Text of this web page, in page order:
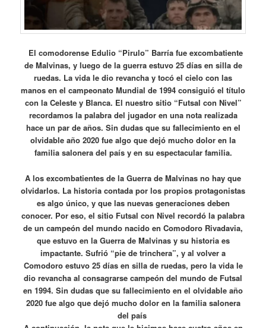
El comodorense Edulio “Pirulo” Barría fue excombatiente
de Malvinas, y luego de la guerra estuvo 25 días en silla de
ruedas. La vida le dio revancha y tocó el cielo con las
manos en el campeonato Mundial de 1994 consiguió el título
con la Celeste y Blanca. El nuestro sitio “Futsal con Nivel”
recordamos la palabra del jugador en una nota realizada
hace un par de años. Sin dudas que su fallecimiento en el
olvidable año 2020 fue algo que dejó mucho dolor en la
familia salonera del país y en su espectacular familia.
A los excombatientes de la Guerra de Malvinas no hay que
olvidarlos. La historia contada por los propios protagonistas
es algo único, y que las nuevas generaciones deben
conocer. Por eso, el sitio Futsal con Nivel recordó la palabra
de un campeón del mundo nacido en Comodoro Rivadavia,
que estuvo en la Guerra de Malvinas y su historia es
impactante. Sufrió “pie de trinchera”, y al volver a
Comodoro estuvo 25 días en silla de ruedas, pero la vida le
dio revancha al consagrarse campeón del mundo de Futsal
en 1994. Sin dudas que su fallecimiento en el olvidable año
2020 fue algo que dejó mucho dolor en la familia salonera
del país